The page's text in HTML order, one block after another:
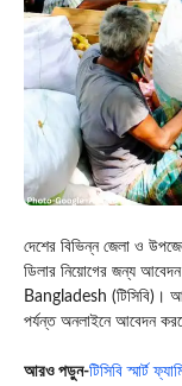
দেশের বিভিন্ন জেলা ও
ডিলার নিয়োগের জন্য
Bangladesh (টিসিবি)।
পর্যন্ত অনলাইনে আবেদন
আরও পড়ুন-টিসিবি স্মার্ট